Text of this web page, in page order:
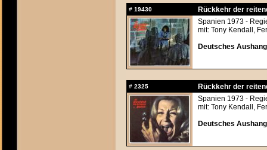
# 19430
Rückkehr der
Spanien 1973 -
mit: Tony Kendall,
Deutsches
# 2325
Rückkehr der
Spanien 1973 -
mit: Tony Kendall,
Deutsches